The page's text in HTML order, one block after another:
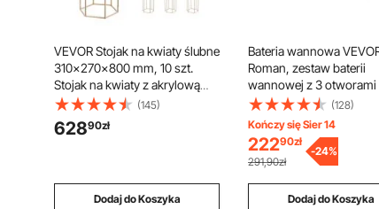
VEVOR Stojak na kwiaty ślubne
310x270x800 mm, 10 szt.
Stojak na kwiaty z akrylową
półką i sześciokątnymi
nogami, stojak na rośliny na
wesela, imprezy, urodziny, do
(145)
62890zł
Dodaj do Koszyka
Bateria wannowa
Roman, zestaw baterii
wannowej z 3 otworami
uchwytami, bateria
ze szczotkowanej stali
nierdzewnej z wylewką
do montażu na blacie, do
kąpieli dla dorosłych
(128)
Kończy się Sier 14
22290zł
291,90zł
-24%
Dodaj do Koszyka